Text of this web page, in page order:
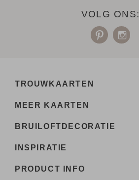
VOLG ONS:
TROUWKAARTEN
MEER KAARTEN
BRUILOFTDECORATIE
INSPIRATIE
PRODUCT INFO